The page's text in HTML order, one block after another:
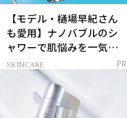
【モデル・樋場早紀さん
も愛用】ナノバブルのシ
ャワーで肌悩みを一気に
解決
SKINCARE PR